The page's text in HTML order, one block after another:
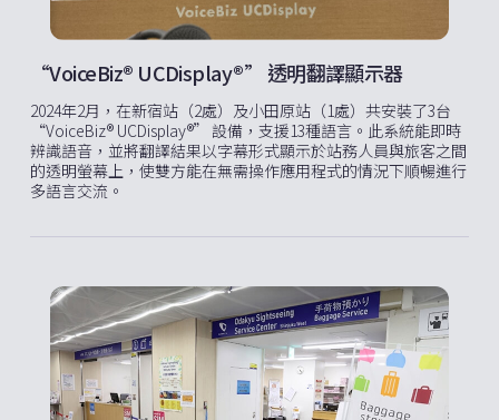
“VoiceBiz® UCDisplay®” 透明翻譯顯示器
2024年2月，在新宿站（2處）及小田原站（1處）共安裝了3台
“VoiceBiz® UCDisplay®” 設備，支援13種語言。此系統能即時
辨識語音，並將翻譯結果以字幕形式顯示於站務人員與旅客之間
的透明螢幕上，使雙方能在無需操作應用程式的情況下順暢進行
多語言交流。